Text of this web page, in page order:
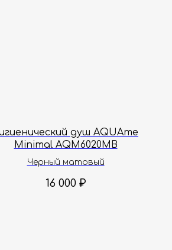
душ AQUAme
Minimal AQM6020MB
Черный матовый
16 000 ₽